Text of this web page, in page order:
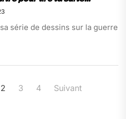
série de dessins sur la guerre
2 3 4 Suivant